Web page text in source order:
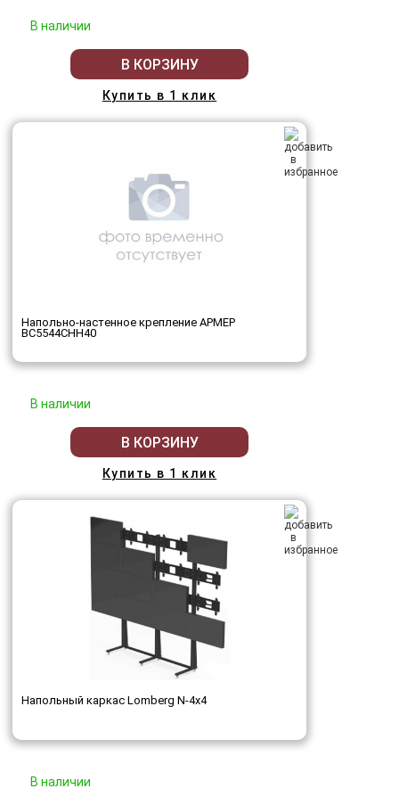
В наличии
В КОРЗИНУ
Купить в 1 клик
Напольно-настенное крепление АРМЕР
ВС5544СНН40
В наличии
В КОРЗИНУ
Купить в 1 клик
Напольный каркас Lomberg N-4х4
В наличии